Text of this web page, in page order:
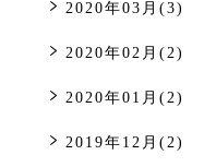
2020年03月(3)
2020年02月(2)
2020年01月(2)
2019年12月(2)